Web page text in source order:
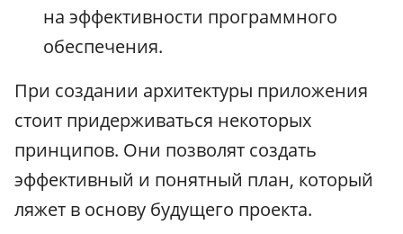
на эффективности программного
обеспечения.
При создании архитектуры приложения
стоит придерживаться некоторых
принципов. Они позволят создать
эффективный и понятный план, который
ляжет в основу будущего проекта.